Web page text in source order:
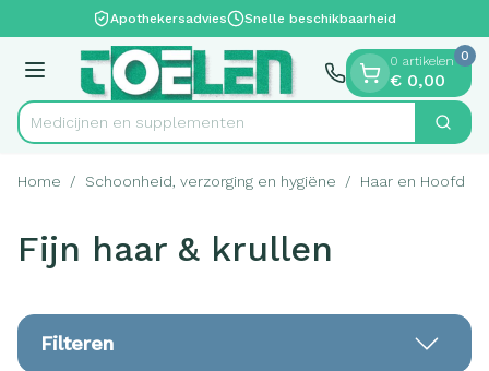
Ga naar de inhoudApothekersadvies Snelle beschikbaarheid
Menu
Product, merk, categorie...
Medicijne Zoek
0 artikelen
€ 0,00
0
Home / Schoonheid, verzorging en hygiëne / Haar en Hoofd
Fijn haar & krullen
Filteren